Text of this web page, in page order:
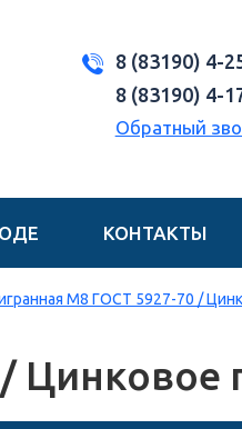
8 (83190) 4-
8 (83190) 4-
Обратный
КОНТАКТЫ
М8 ГОСТ 5927-70 /
Цинковое